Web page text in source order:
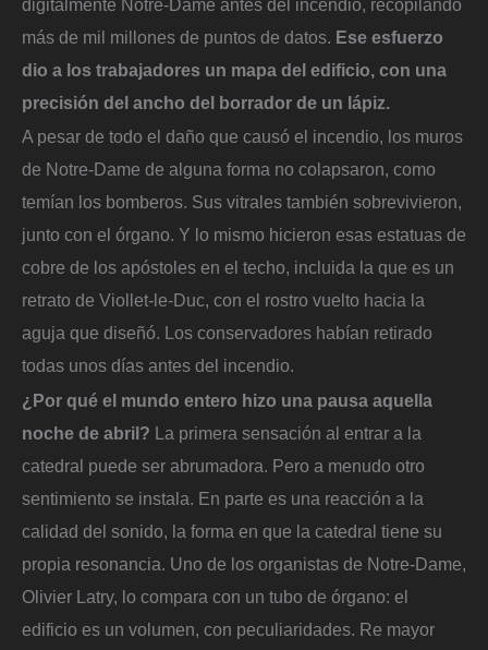
digitalmente Notre-Dame antes del incendio, recopilando
más de mil millones de puntos de datos. Ese esfuerzo
dio a los trabajadores un mapa del edificio, con una
precisión del ancho del borrador de un lápiz.
A pesar de todo el daño que causó el incendio, los muros
de Notre-Dame de alguna forma no colapsaron, como
temían los bomberos. Sus vitrales también sobrevivieron,
junto con el órgano. Y lo mismo hicieron esas estatuas de
cobre de los apóstoles en el techo, incluida la que es un
retrato de Viollet-le-Duc, con el rostro vuelto hacia la
aguja que diseñó. Los conservadores habían retirado
todas unos días antes del incendio.
¿Por qué el mundo entero hizo una pausa aquella
noche de abril? La primera sensación al entrar a la
catedral puede ser abrumadora. Pero a menudo otro
sentimiento se instala. En parte es una reacción a la
calidad del sonido, la forma en que la catedral tiene su
propia resonancia. Uno de los organistas de Notre-Dame,
Olivier Latry, lo compara con un tubo de órgano: el
edificio es un volumen, con peculiaridades. Re mayor